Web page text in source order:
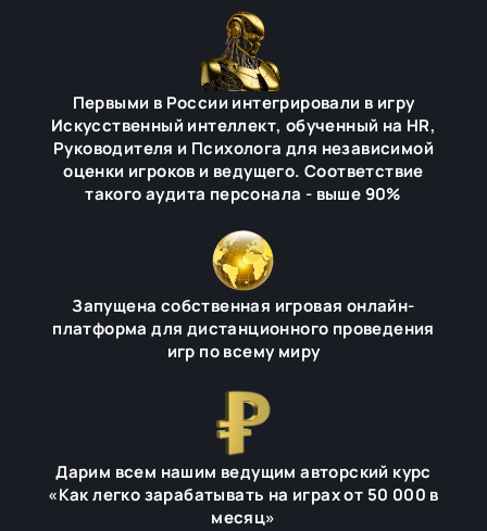
Первыми в России интегрировали в игру
Искусственный интеллект, обученный на HR,
Руководителя и Психолога для независимой
оценки игроков и ведущего. Соответствие
такого аудита персонала - выше 90%
Запущена собственная игровая онлайн-
платформа для дистанционного проведения
игр по всему миру
Дарим всем нашим ведущим авторский курс
«Как легко зарабатывать на играх от 50 000 в
месяц»